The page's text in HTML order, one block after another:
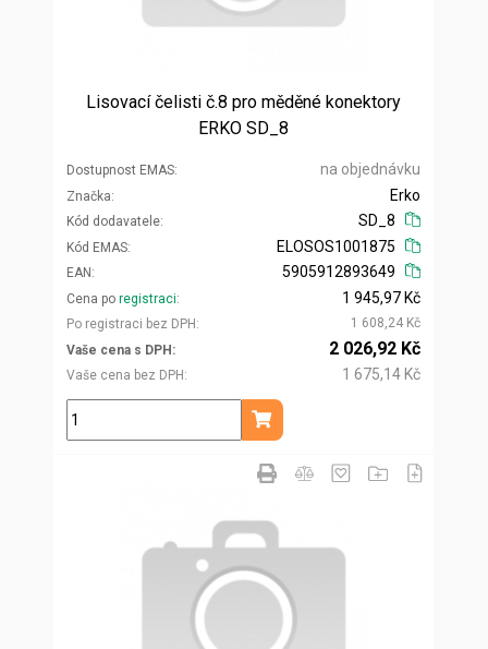
Lisovací čelisti č.8 pro měděné konektory
ERKO SD_8
Dostupnost EMAS na objednávku
Značka
Kód dodavatele
Erko
SD_8
Kód EMAS
EAN
ELOSOS1001875
5905912893649
Cena po registraci
Po registraci bez DPH
1 945,97 Kč
1 608,24 Kč
Vaše cena s DPH
Vaše cena bez DPH
2 026,92 Kč
1 675,14 Kč
ks
Přidat do košíku